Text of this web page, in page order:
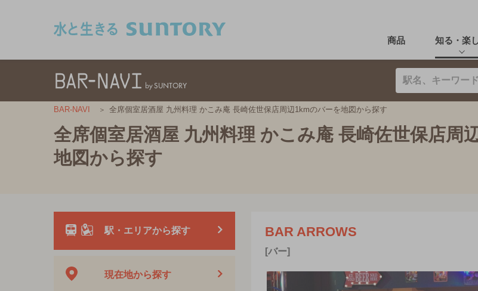
商品 知る・楽
BAR-NAVI 全席個室居酒屋 九州料理 かこみ庵 長崎佐世保店周辺1kmのバーを地図から探す
全席個室居酒屋 九州料理 かこみ庵 長崎佐世保店周
地図から探す
駅・エリアから探す
現在地から探す
BAR ARROWS
[バー]